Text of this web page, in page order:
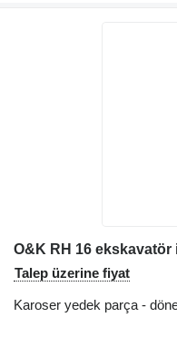
O&K RH 16
Talep üzerine fiyat
Karoser yedek parça -